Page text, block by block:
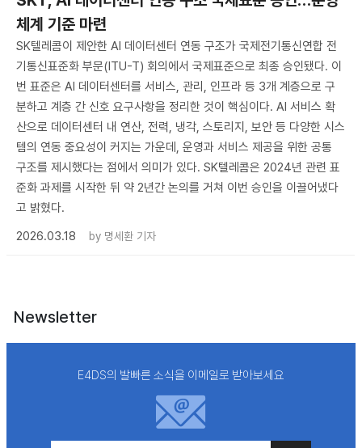
체계 기준 마련
SK텔레콤이 제안한 AI 데이터센터 연동 구조가 국제전기통신연합 전
기통신표준화 부문(ITU-T) 회의에서 국제표준으로 최종 승인됐다. 이
번 표준은 AI 데이터센터를 서비스, 관리, 인프라 등 3개 계층으로 구
분하고 계층 간 신호 요구사항을 정리한 것이 핵심이다. AI 서비스 확
산으로 데이터센터 내 연산, 전력, 냉각, 스토리지, 보안 등 다양한 시스
템의 연동 중요성이 커지는 가운데, 운영과 서비스 제공을 위한 공통
구조를 제시했다는 점에서 의미가 있다. SK텔레콤은 2024년 관련 표
준화 과제를 시작한 뒤 약 2년간 논의를 거쳐 이번 승인을 이끌어냈다
고 밝혔다.
2026.03.18
by 명세환 기자
Newsletter
E4DS의 발빠른 소식을 이메일로 받아보세요